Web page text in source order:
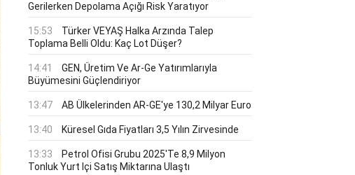
Gerilerken Depolama Açığı Risk Yaratıyor
15:53
Türker VEYAŞ Halka Arzında Talep
Toplama Belli Oldu: Kaç Lot Düşer?
14:41
GEN, Üretim Ve Ar-Ge Yatırımlarıyla
Büyümesini Güçlendiriyor
13:47 AB Ülkelerinden AR-GE'ye 130,2 Milyar Euro
13:40 Küresel Gıda Fiyatları 3,5 Yılın Zirvesinde
13:33
Petrol Ofisi Grubu 2025'te 8,9 Milyon
Tonluk Yurt Içi Satış Miktarına Ulaştı